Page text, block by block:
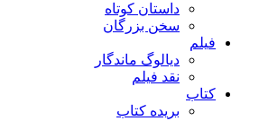
داستان کوتاه
سخن بزرگان
فیلم
دیالوگ ماندگار
نقد فیلم
کتاب
بریده کتاب